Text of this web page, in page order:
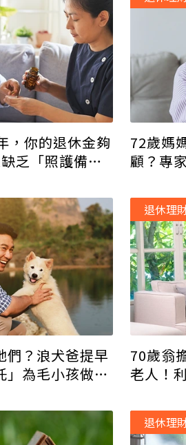
，你的退休金夠
乏「照護備
72歲媽
顧？專
們？浪犬爸提早
」為毛小孩做好
70歲翁
老人！
退休理
退休理